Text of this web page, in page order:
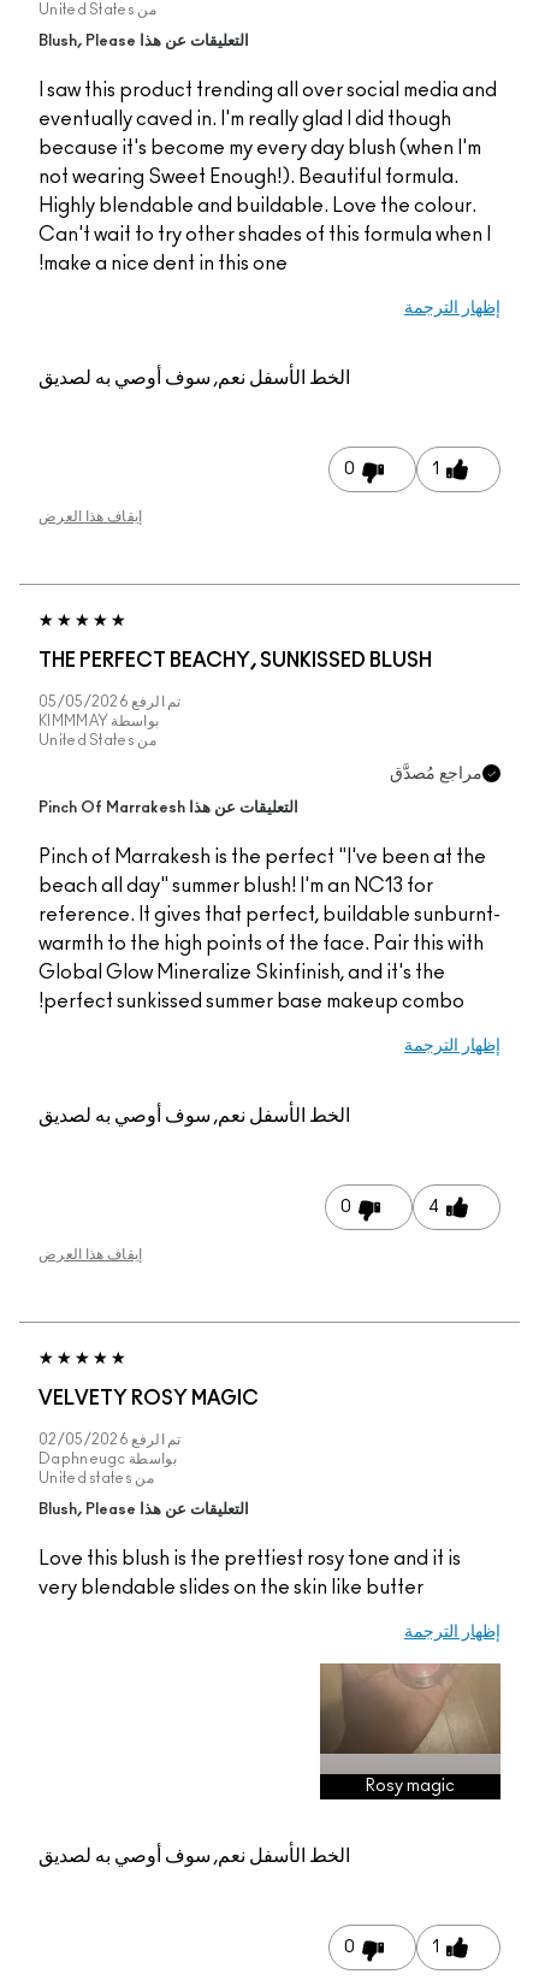
United States
التعليقات عن هذا Blush, Please
I saw this product trending all over social media
eventually caved in. I'm really glad I did though
because it's become my every day blush (when
not wearing Sweet Enough!). Beautiful formula.
Highly blendable and buildable. Love the
Can't wait to try other shades of this formula
make a nice dent in this one!
الترجمة
الخط الأسفلنعم, سوف أوصي به لصديق
1
0
إيقاف هذا العرض
THE PERFECT BEACHY, SUNKISSED BLUSH
05/05/2026
KIMMMAY
United States
مُصدَّق
التعليقات عن هذا Pinch Of Marrakesh
Pinch of Marrakesh is the perfect "I've been at
beach all day" summer blush! I'm an NC13 for
reference. It gives that perfect, buildable
warmth to the high points of the face. Pair this
Global Glow Mineralize Skinfinish, and it's the
perfect sunkissed summer base makeup combo!
الترجمة
الخط الأسفلنعم, سوف أوصي به لصديق
4
0
إيقاف هذا العرض
VELVETY ROSY MAGIC
02/05/2026
Daphneugc
United states
التعليقات عن هذا Blush, Please
Love this blush is the prettiest rosy tone and it is
very blendable slides on the skin like butter
الترجمة
Rosy magic
الخط الأسفلنعم, سوف أوصي به لصديق
1
0